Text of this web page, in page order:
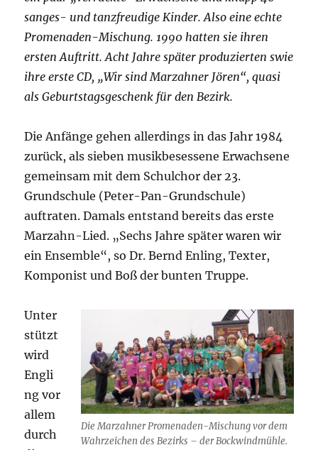
sanges- und tanzfreudige Kinder. Also eine echte
Promenaden-Mischung. 1990 hatten sie ihren
ersten Auftritt. Acht Jahre später produzierten swie
ihre erste CD, „Wir sind Marzahner Jören“, quasi
als Geburtstagsgeschenk für den Bezirk.
Die Anfänge gehen allerdings in das Jahr 1984
zurück, als sieben musikbesessene Erwachsene
gemeinsam mit dem Schulchor der 23.
Grundschule (Peter-Pan-Grundschule)
auftraten. Damals entstand bereits das erste
Marzahn-Lied. „Sechs Jahre später waren wir
ein Ensemble“, so Dr. Bernd Enling, Texter,
Komponist und Boß der bunten Truppe.
Die Marzahner Promenaden-Mischung vor dem
Wahrzeichen des Bezirks – der Bockwindmühle.
Unter
stützt
wird
Engli
ng vor
allem
durch